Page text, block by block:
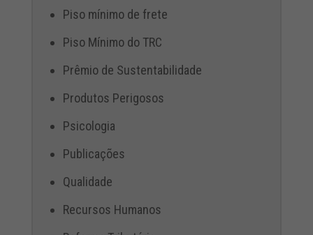
Piso mínimo de frete
Piso Mínimo do TRC
Prêmio de Sustentabilidade
Produtos Perigosos
Psicologia
Publicações
Qualidade
Recursos Humanos